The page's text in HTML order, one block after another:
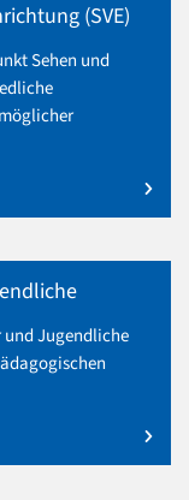
(SVE)
Sehen und
Einrichtung (SVE)
und Jugendliche